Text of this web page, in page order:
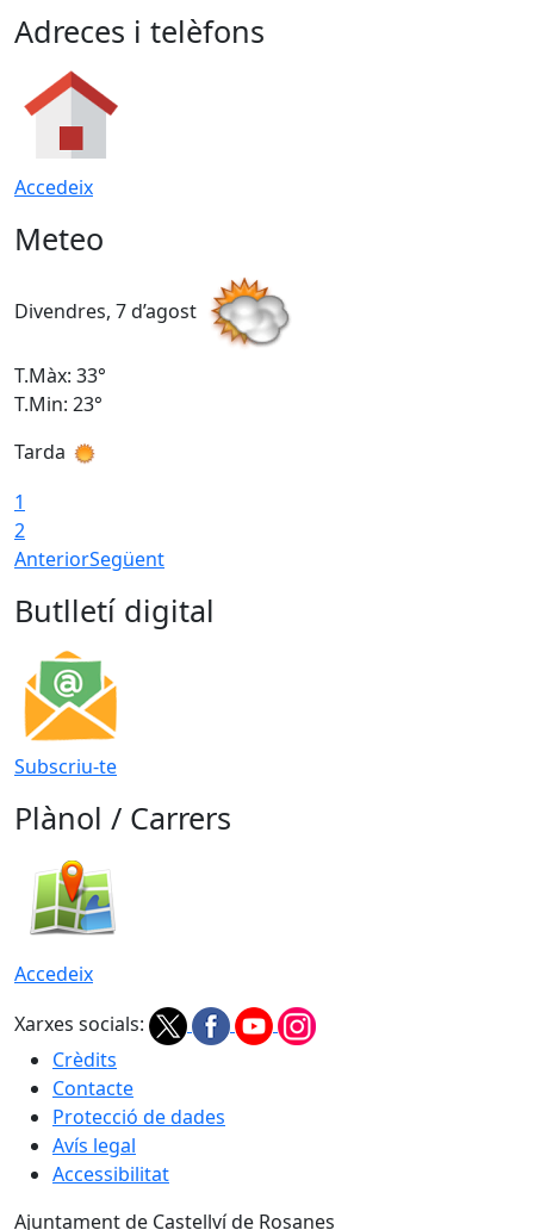
Adreces i telèfons
Accedeix
Meteo
Divendres, 7 d’agost
T.Màx: 33°
T.Min: 23°
Tarda
1
2
AnteriorSegüent
Butlletí digital
Subscriu-te
Plànol / Carrers
Accedeix
Xarxes socials:
Crèdits
Contacte
Protecció de dades
Avís legal
Accessibilitat
Ajuntament de Castellví de Rosanes